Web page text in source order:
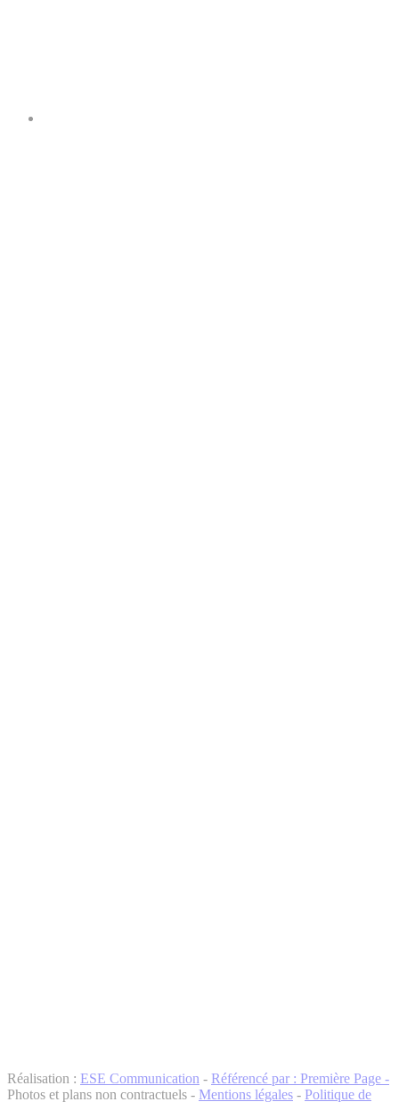
Réalisation : ESE Communication - Référencé par : Première Page -
Photos et plans non contractuels - Mentions légales - Politique de